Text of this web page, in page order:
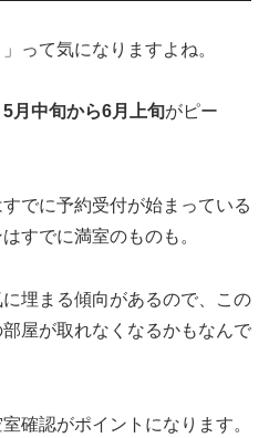
って気になりますよね。
月中旬から6月上旬がピー
でに予約受付が始まっている
すでに満室のものも。
埋まる傾向があるので、この
屋が取れなくなるかもなんで
確認がポイントになります。